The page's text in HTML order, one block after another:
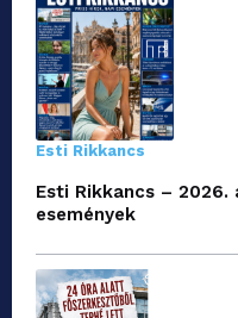
Esti Rikkancs
Esti Rikkancs – 2026.
események